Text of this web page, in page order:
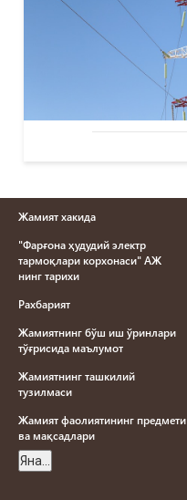
Жамият хакида
"Фарғона ҳудудий электр
тармоқлари корхонаси" АЖ
нинг тарихи
Рахбарият
Жамиятнинг бўш иш ўринлари
тўғрисида маълумот
Жамиятнинг ташкилий
тузилмаси
Жамият фаолиятининг предмети
ва мақсадлари
Яна...